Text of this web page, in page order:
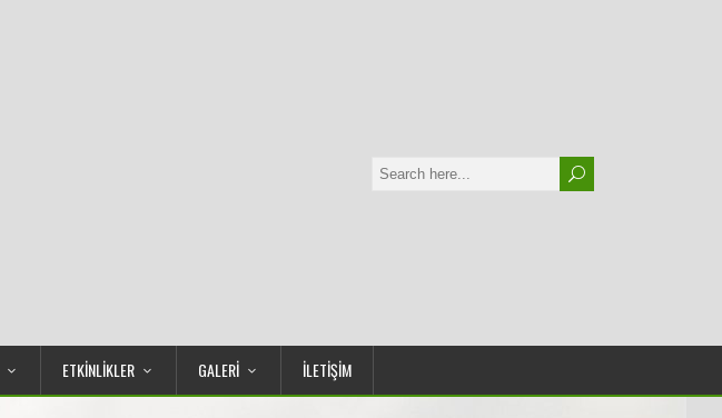
ETKİNLİKLER GALERİ İLETİŞİM